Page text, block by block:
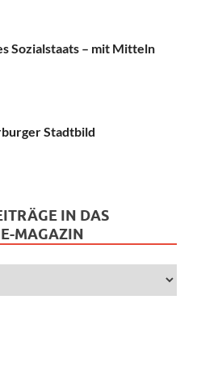
Sozialstaats – mit Mitteln
Stadtbild
IN DAS
MAGAZIN